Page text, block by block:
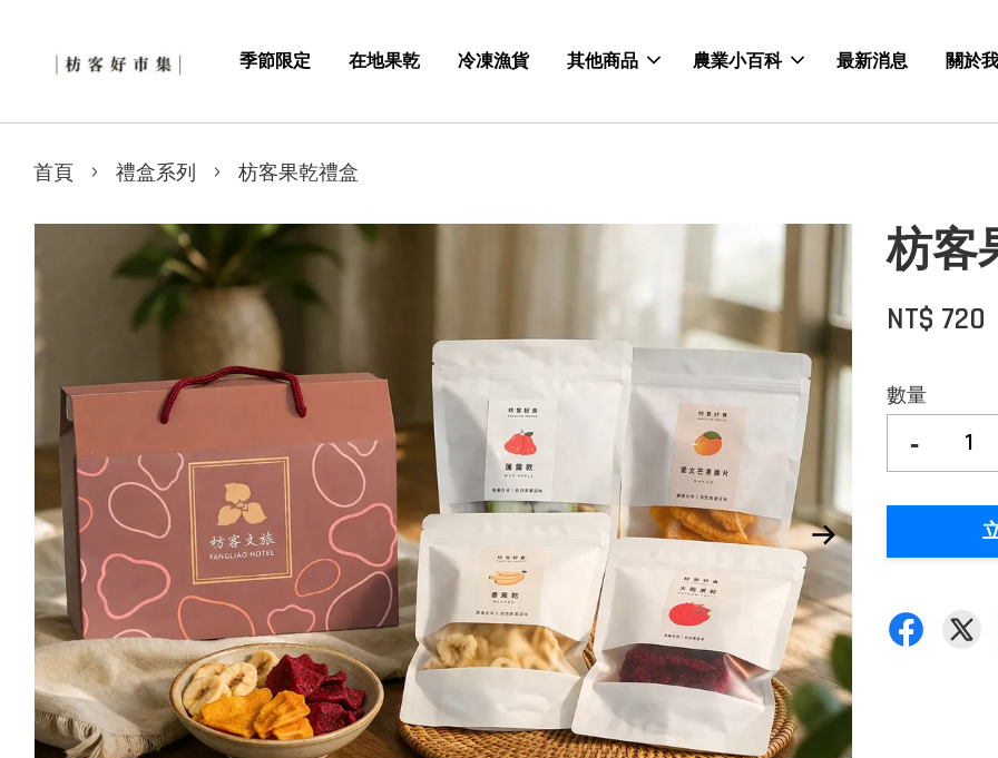
季節限定 在地果乾 冷凍漁貨 其他商品 農業小百科 最新消息 關於
首頁 › 禮盒系列 › 枋客果乾禮盒
枋客
NT$ 720
數量
-